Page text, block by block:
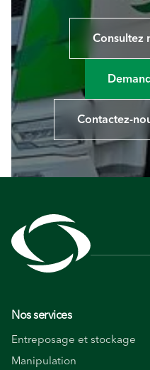
Consultez
Contactez-
Nos services
Entreposage et stockage
Manipulation